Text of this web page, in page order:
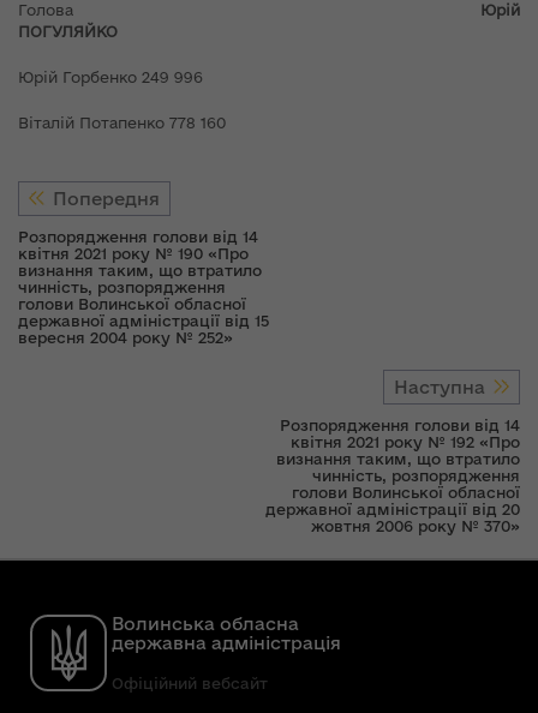
Голова
Юрій
ПОГУЛЯЙКО
Юрій Горбенко 249 996
Віталій Потапенко 778 160
Попередня
Розпорядження голови від 14
квітня 2021 року № 190 «Про
визнання таким, що втратило
чинність, розпорядження
голови Волинської обласної
державної адміністрації від 15
вересня 2004 року № 252»
Наступна
Розпорядження голови від 14
квітня 2021 року № 192 «Про
визнання таким, що втратило
чинність, розпорядження
голови Волинської обласної
державної адміністрації від 20
жовтня 2006 року № 370»
Волинська обласна
державна адміністрація
Офіційний вебсайт